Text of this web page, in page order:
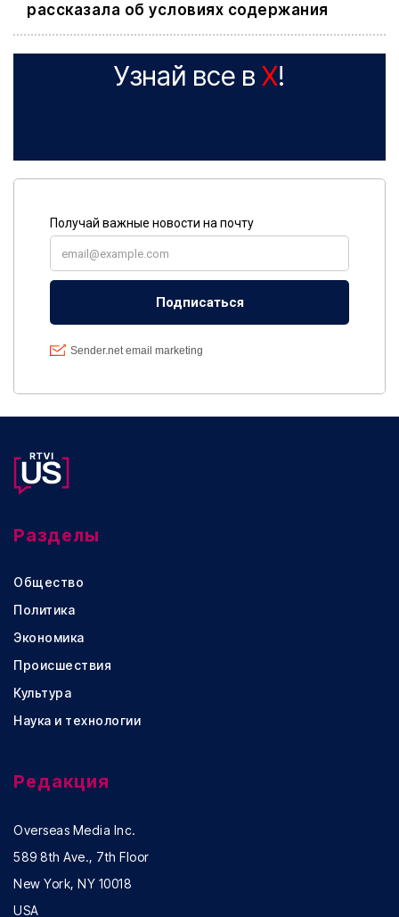
рассказала об условиях содержания
Узнай все в X!
Разделы
Общество
Политика
Экономика
Происшествия
Культура
Наука и технологии
Редакция
Overseas Media Inc.
589 8th Ave., 7th Floor
New York, NY 10018
USA